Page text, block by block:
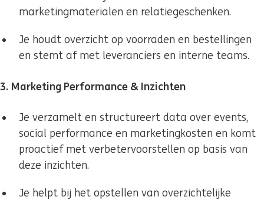
marketingmaterialen en relatiegeschenken.
Je houdt overzicht op voorraden en bestellingen
en stemt af met leveranciers en interne teams.
3. Marketing Performance & Inzichten
Je verzamelt en structureert data over events,
social performance en marketingkosten en komt
proactief met verbetervoorstellen op basis van
deze inzichten.
Je helpt bij het opstellen van overzichtelijke